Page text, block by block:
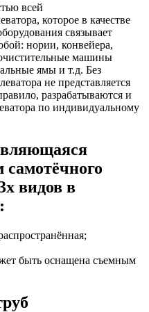
всей
которое в качестве
связывает
нории, конвейера,
машины
ямы и т.д. Без
не представляется
разрабатываются и
по индивидуальному
видов в
быть оснащена съемным